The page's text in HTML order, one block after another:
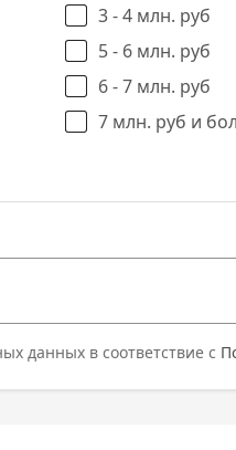
3 - 4 млн. руб
5 - 6 млн. руб
6 - 7 млн. руб
7 млн. руб и
данных в соответствие с